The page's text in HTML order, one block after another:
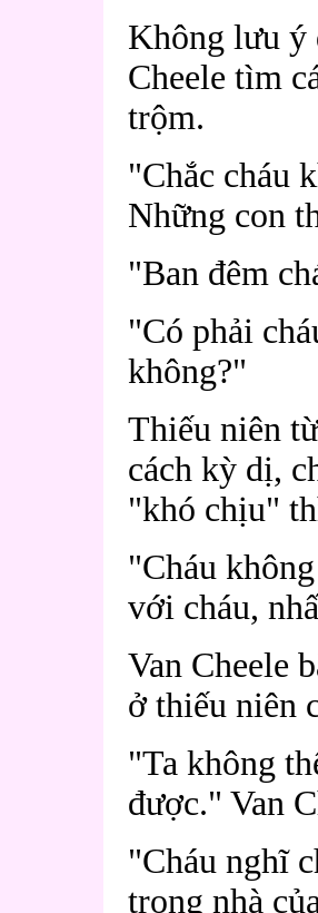
Không lưu ý
Cheele tìm
trộm.
"Chắc cháu
Những con
"Ban đêm
"Có phải
không?"
Thiếu niên
cách kỳ dị,
"khó chịu"
"Cháu
với cháu,
Van Cheele
ở thiếu niên
"Ta không
được." Van
"Cháu nghĩ
trong nhà